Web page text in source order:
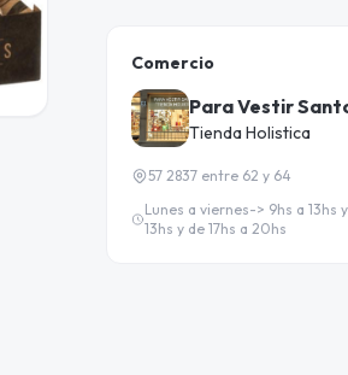
Comercio
Para Vestir
Tienda Holistica
57 2837 entre 62 y 64
Lunes a viernes-> 9hs a 13hs
13hs y de 17hs a 20hs